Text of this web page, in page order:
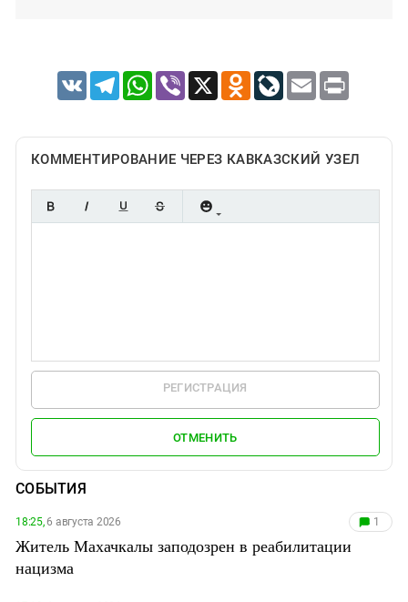
VK TelegramWhatsApp
Viber X Odnoklassniki
LiveJournal
Email Print
КОММЕНТИРОВАНИЕ ЧЕРЕЗ КАВКАЗСКИЙ УЗЕЛ
РЕГИСТРАЦИЯ
ОТМЕНИТЬ
СОБЫТИЯ
18:25,6 августа 2026 1
Житель Махачкалы заподозрен в реабилитации
нацизма